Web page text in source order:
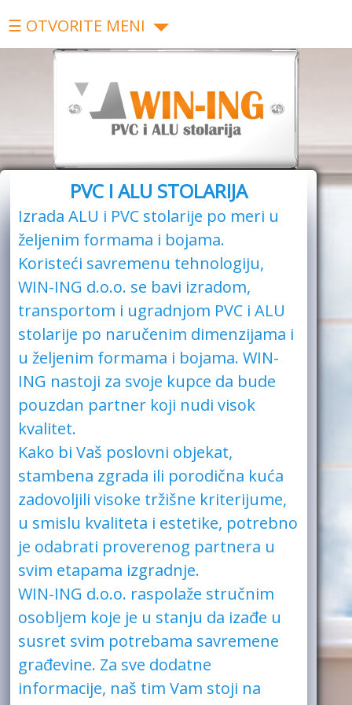
☰ OTVORITE MENI
PVC I ALU STOLARIJA
Izrada ALU i PVC stolarije po meri u
željenim formama i bojama.
Koristeći savremenu tehnologiju,
WIN-ING d.o.o. se bavi izradom,
transportom i ugradnjom PVC i ALU
stolarije po naručenim dimenzijama i
u željenim formama i bojama. WIN-
ING nastoji za svoje kupce da bude
pouzdan partner koji nudi visok
kvalitet.
Kako bi Vaš poslovni objekat,
stambena zgrada ili porodična kuća
zadovoljili visoke tržišne kriterijume,
u smislu kvaliteta i estetike, potrebno
je odabrati proverenog partnera u
svim etapama izgradnje.
WIN-ING d.o.o. raspolaže stručnim
osobljem koje je u stanju da izađe u
susret svim potrebama savremene
građevine. Za sve dodatne
informacije, naš tim Vam stoji na